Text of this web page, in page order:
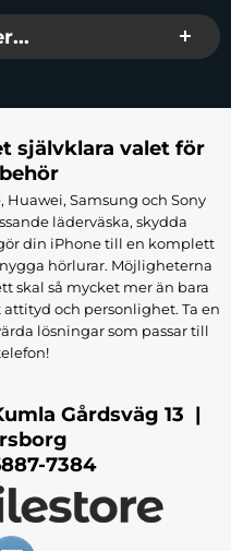
självklara valet för
Samsung och Sony
läderväska, skydda
din iPhone till en komplett
hörlurar. Möjligheterna
skal så mycket mer än bara
och personlighet. Ta en
lösningar som passar till
Gårdsväg 13 |
7384